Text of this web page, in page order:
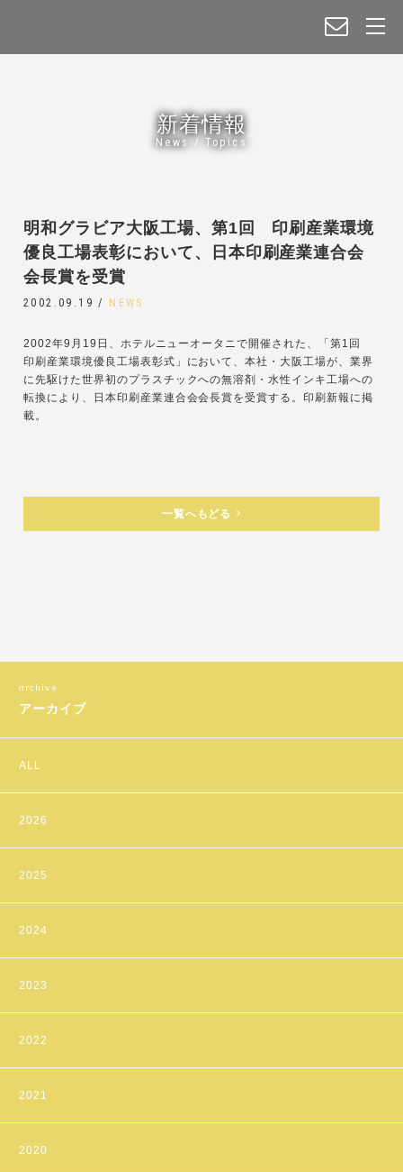
新着情報
News / Topics
明和グラビア大阪工場、第1回 印刷産業環境
優良工場表彰において、日本印刷産業連合会
会長賞を受賞
2002.09.19 / NEWS
2002年9月19日、ホテルニューオータニで開催された、「第1回
印刷産業環境優良工場表彰式」において、本社・大阪工場が、業界
に先駆けた世界初のプラスチックへの無溶剤・水性インキ工場への
転換により、日本印刷産業連合会会長賞を受賞する。印刷新報に掲
載。
一覧へもどる
アーカイブ
ALL
2026
2025
2024
2023
2022
2021
2020